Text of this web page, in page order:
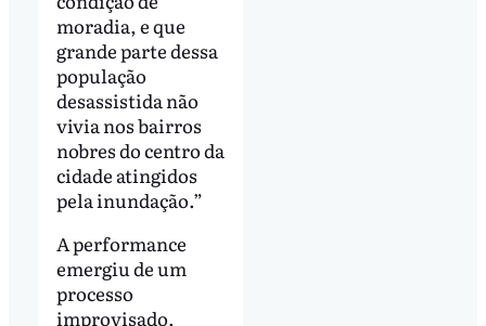
moradia, e que
grande parte dessa
população
desassistida não
vivia nos bairros
nobres do centro da
cidade atingidos
pela inundação.”
A performance
emergiu de um
processo
improvisado,